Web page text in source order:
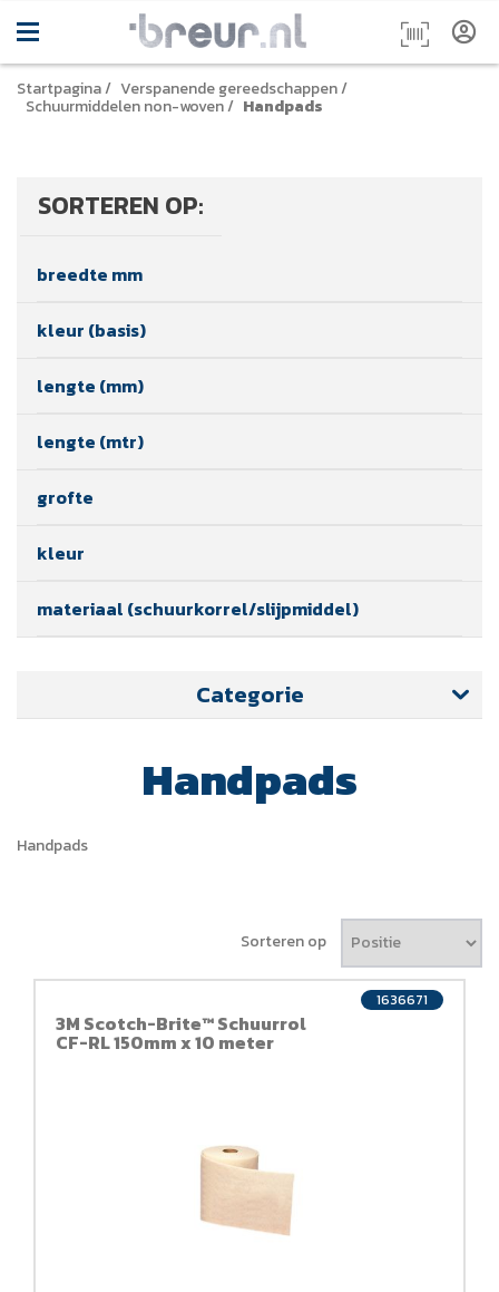
Startpagina/ Verspanende gereedschappen/
Schuurmiddelen non-woven/ Handpads
SORTEREN OP:
breedte mm
kleur (basis)
lengte (mm)
lengte (mtr)
grofte
kleur
materiaal (schuurkorrel/slijpmiddel)
Categorie
Handpads
Handpads
Sorteren op
3M Scotch-Brite™ Schuurrol
CF-RL 150mm x 10 meter
1636671